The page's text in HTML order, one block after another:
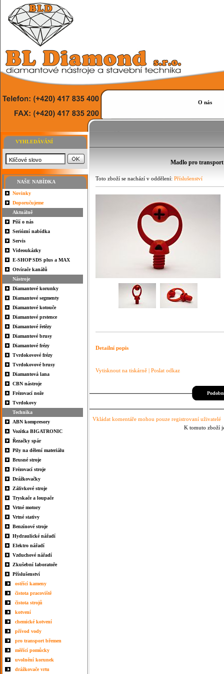
O nás
VYHLEDÁVÁNÍ
NAŠE NABÍDKA
Novinky
Doporučujeme
Aktuálně
Píší o nás
Seriózní nabídka
Servis
Videoukázky
E-SHOP SDS plus a MAX
Otvírače kanálů
Nástroje
Diamantové korunky
Diamantové segmenty
Diamantové kotouče
Diamantové prstence
Diamantové řetězy
Diamantové brusy
Diamantové frézy
Tvrdokovové frézy
Tvrdokovové brusy
Diamantová lana
CBN nástroje
Frézovací nože
Tvrdokovy
Technika
ABN kompresory
Vozítka BIGATRONIC
Řezačky spár
Pily na dělení materiálu
Brusné stroje
Frézovací stroje
Drážkovačky
Zálivkové stroje
Tryskače a loupače
Vrtné motory
Vrtné stativy
Benzínové stroje
Hydraulické nářadí
Elektro nářadí
Vzduchové nářadí
Zkušební laboratoře
Příslušenství
ostřící kameny
čistota pracoviště
čistota strojů
kotvení
chemické kotvení
přívod vody
pro transport břemen
měřící pomůcky
uvolnění korunek
drážkovače vrtu
Madlo pro
Toto zboží se nachází v oddělení: Příslušenství
Detailní popis
Vytisknout na tiskárně | Poslat odkaz
Vkládat komentáře mohou pouze registrovaní uživatelé
K tomuto zboží